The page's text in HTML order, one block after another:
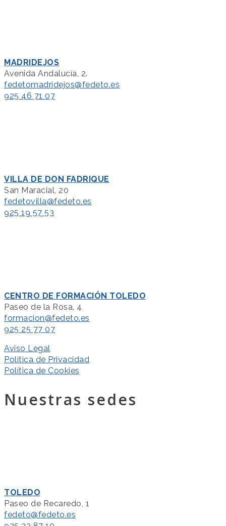
MADRIDEJOS
Avenida Andalucía, 2.
fedetomadridejos@fedeto.es
925 46 71 07
VILLA DE DON FADRIQUE
San Maracial, 20
fedetovilla@fedeto.es
925 19 57 53
CENTRO DE FORMACIÓN TOLEDO
Paseo de la Rosa, 4
formacion@fedeto.es
925 25 77 07
Aviso Legal
Política de Privacidad
Política de Cookies
Nuestras sedes
TOLEDO
Paseo de Recaredo, 1
fedeto@fedeto.es